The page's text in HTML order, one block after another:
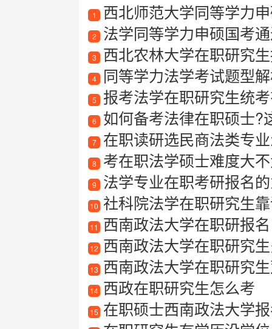
1 西北师范大学同等学力
2 法学同等学力申硕国考
3 西北农林大学在职研究
4 同等学力法学考试题型
5 报考法学在职研究生统考
6 如何备考法律在职硕士?
7 在职读研选民商法类专
8 考在职法学硕士难度大
9 法学专业在职考研报名
10 社科院法学在职研究生
11 西南政法大学在职研报名
12 西南政法大学在职研究
13 西南政法大学在职研究
14 西政在职研究生怎么考
15 在职硕士西南政法大学